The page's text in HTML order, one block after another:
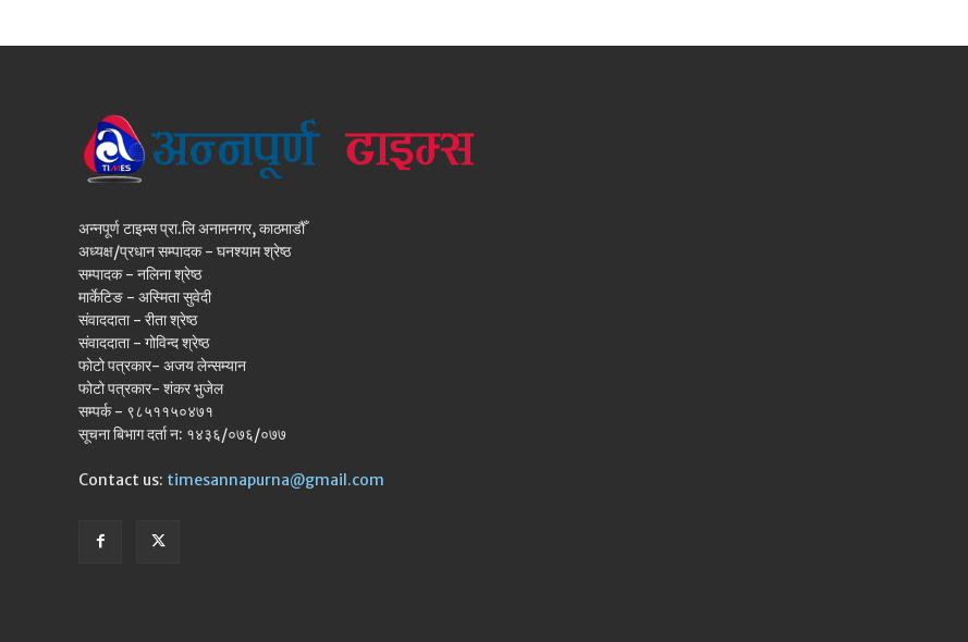
अन्नपूर्ण टाइम्स प्रा.लि अनामनगर, काठमाडौँ
अध्यक्ष/प्रधान सम्पादक - घनश्याम श्रेष्ठ
सम्पादक - नलिना श्रेष्ठ
मार्केटिङ - अस्मिता सुवेदी
संवाददाता - रीता श्रेष्ठ
संवाददाता - गोविन्द श्रेष्ठ
फोटो पत्रकार- अजय लेन्सम्यान
फोटो पत्रकार- शंकर भुजेल
सम्पर्क - ९८५११५०४७१
सूचना बिभाग दर्ता न: १४३६/०७६/०७७
Contact us: timesannapurna@gmail.com